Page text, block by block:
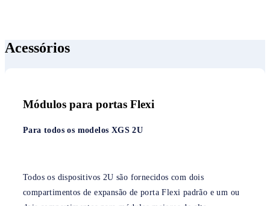
Acessórios
Módulos para portas Flexi
Para todos os modelos XGS 2U
Todos os dispositivos 2U são fornecidos com dois
compartimentos de expansão de porta Flexi padrão e um ou